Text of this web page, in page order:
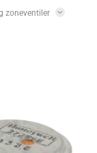
zoneventiler